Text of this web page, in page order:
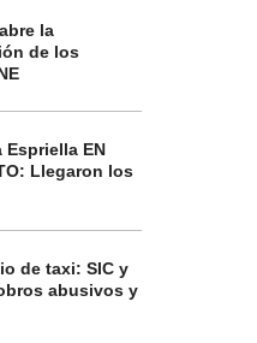
la
de los
Espriella EN
Llegaron los
de taxi: SIC y
abusivos y